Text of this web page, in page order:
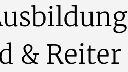
& Reiter